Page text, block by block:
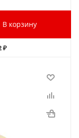
В корзину
₽